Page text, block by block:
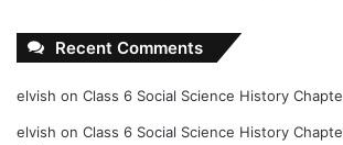
Recent Comments
elvish on Class 6 Social Science History
elvish on Class 6 Social Science History